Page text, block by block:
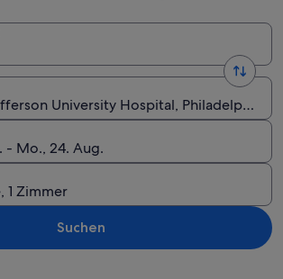
University Hospital, Philadelphia,
- Mo., 24. Aug.
1 Zimmer
Suchen